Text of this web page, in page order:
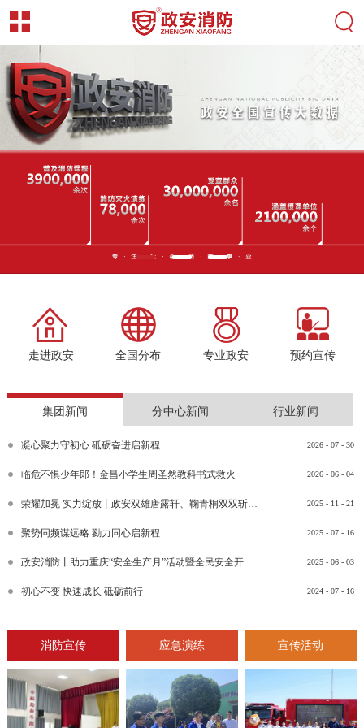
走进政安 全国分布 专业政安 预约宣传
集团新闻 分中心新闻 行业新闻
2026 - 07 - 30
凝心聚力守初心 砥砺奋进启新程
2026 - 06 - 04
临危不惧少年郎！金昌小学生周圣然教科书式救火
2025 - 11 - 21
荣耀加冕 实力绽放丨政安双雄唐露轩、鞠青桐双双斩获“渝消蓝盾讲师团金牌讲师”比武竞赛决赛大奖
2025 - 07 - 16
聚势同频谋远略 勠力同心启新程
2025 - 06 - 03
政安消防丨助力重庆“安全生产月”活动暨全民安全开放日活动
2024 - 07 - 16
初心不变 快速成长 砥砺前行
消防宣传 应急演练 宣传活动